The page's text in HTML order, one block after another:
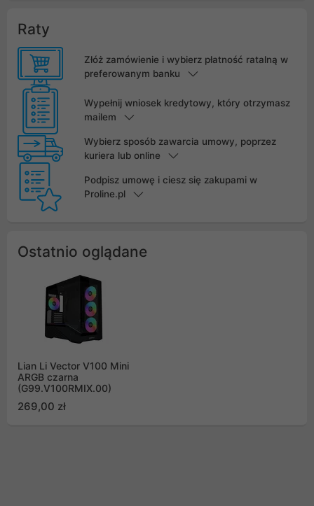
Raty
Złóż zamówienie i wybierz płatność ratalną w
preferowanym banku
Wypełnij wniosek kredytowy, który otrzymasz
mailem
Wybierz sposób zawarcia umowy, poprzez
kuriera lub online
Podpisz umowę i ciesz się zakupami w
Proline.pl
Ostatnio oglądane
Lian Li Vector V100 Mini
ARGB czarna
(G99.V100RMIX.00)
269,00 zł